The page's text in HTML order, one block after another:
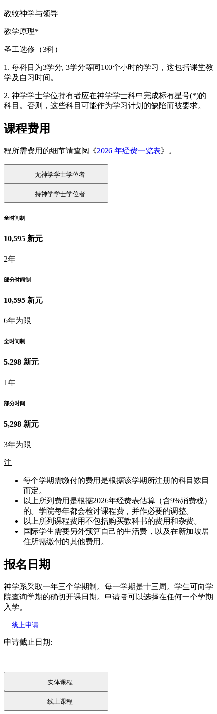
教牧神学与领导
教学原理*
圣工选修（3科）
1. 每科目为3学分, 3学分等同100个小时的学习，这包括课堂教
学及自习时间。
2. 神学学士学位持有者应在神学学士科中完成标有星号(*)的
科目。否则，这些科目可能作为学习计划的缺陷而被要求。
课程费用
程所需费用的细节请查阅《2026 年经费一览表》。
无神学学士学位者
持神学学士学位者
全时间制
10,595 新元
2年
部分时间制
10,595 新元
6年为限
全时间制
5,298 新元
1年
部分时间
5,298 新元
3年为限
注
每个学期需缴付的费用是根据该学期所注册的科目数目
而定。
以上所列费用是根据2026年经费表估算（含9%消费税）
的。学院每年都会检讨课程费，并作必要的调整。
以上所列课程费用不包括购买教科书的费用和杂费。
国际学生需要另外预算自己的生活费，以及在新加坡居
住所需缴付的其他费用。
报名日期
神学系采取一年三个学期制。每一学期是十三周。学生可向学
院查询学期的确切开课日期。申请者可以选择在任何一个学期
入学。
线上申请
申请截止日期:
实体课程
线上课程